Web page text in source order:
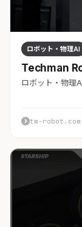
ロボット・物理AI
Techman
ロボット・物理
tm-robot.com